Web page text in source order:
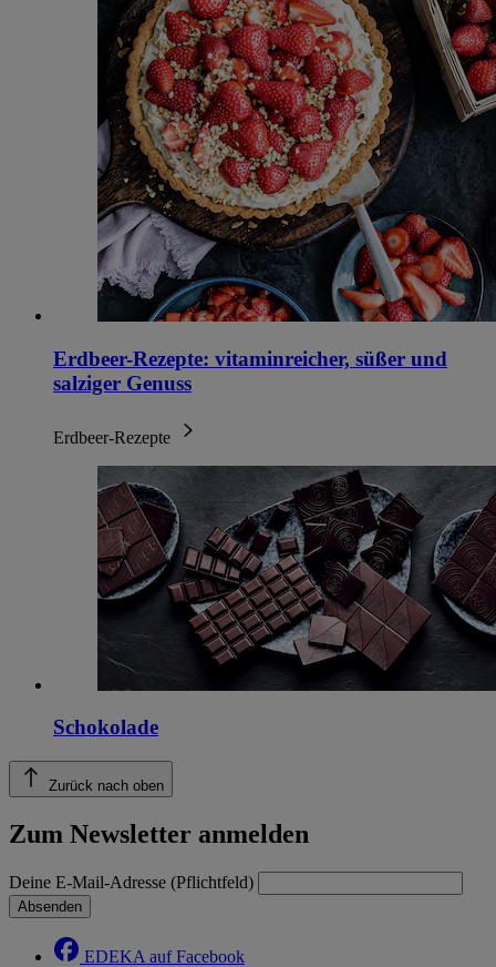
Erdbeer-Rezepte: vitaminreicher, süßer und
salziger Genuss
Erdbeer-Rezepte
Schokolade
Zurück nach oben
Zum Newsletter anmelden
Deine E-Mail-Adresse (Pflichtfeld)
Absenden
EDEKA auf Facebook